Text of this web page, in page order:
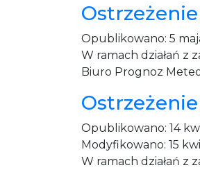
Opublikowano: 5
W ramach działań
Biuro Prognoz
Opublikowano: 14
Modyfikowano: 15
W ramach działań